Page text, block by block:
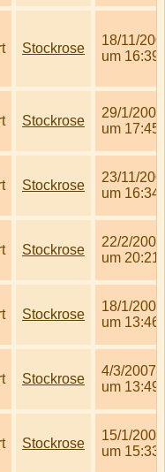
Stockrose
18/11/
um 16:39
Stockrose
29/1/2007
um 17:45
Stockrose
23/11/
um 16:34
Stockrose
22/2/2007
um 20:21
Stockrose
18/1/2007
um 13:46
Stockrose
4/3/2007
um 13:49
Stockrose
15/1/2007
um 15:33